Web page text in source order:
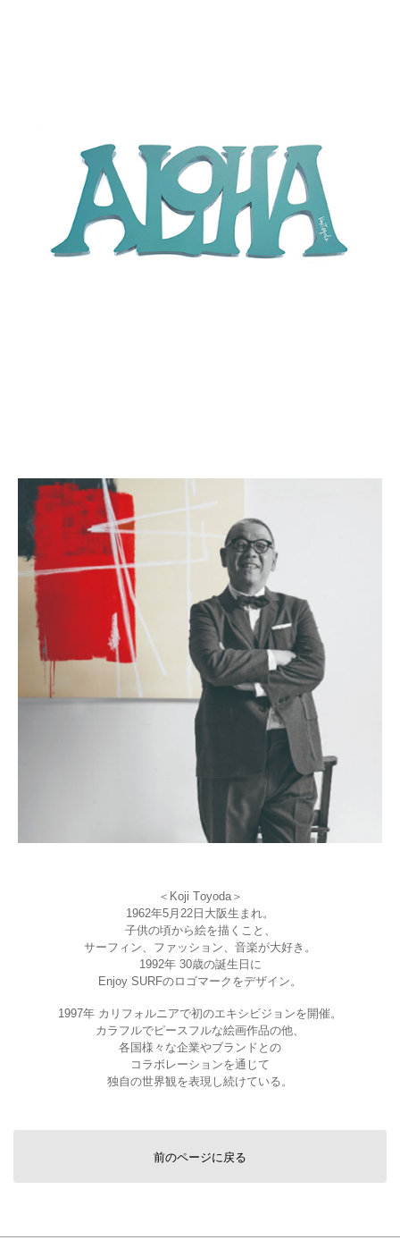
＜Koji Toyoda＞
1962年5月22日大阪生まれ。
子供の頃から絵を描くこと、
サーフィン、ファッション、音楽が大好き。
1992年 30歳の誕生日に
Enjoy SURFのロゴマークをデザイン。
1997年 カリフォルニアで初のエキシビジョンを開催。
カラフルでピースフルな絵画作品の他、
各国様々な企業やブランドとの
コラボレーションを通じて
独自の世界観を表現し続けている。
前のページに戻る